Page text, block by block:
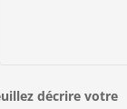
décrire votre